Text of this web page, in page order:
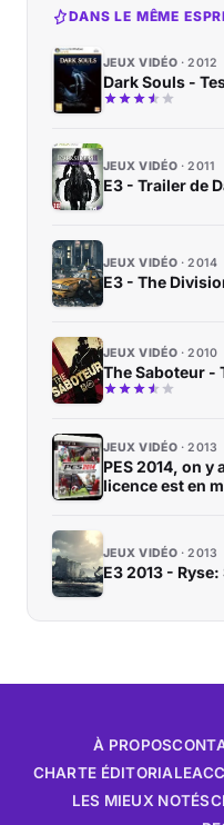
DANS LE MÊME
JEUX VIDÉO 2012
Dark Souls -
JEUX VIDÉO 2011
E3 - Trailer de
JEUX VIDÉO 2014
E3 - The
JEUX VIDÉO 2010
The Saboteur -
JEUX VIDÉO 2013
PES 2014, on y
licence est en
JEUX VIDÉO 2013
E3 2013 -
À PROPOS
CHARTE ÉDITORIALE
LES MIEUX NOTÉS